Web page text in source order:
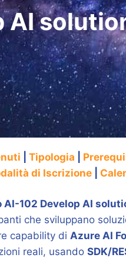
AI
Tipologia
di Iscrizione
AI-102 Develop AI
che sviluppano
capability di Azure AI
reali, usando SDK/